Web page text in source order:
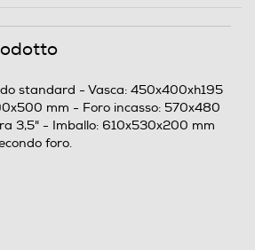
standard - Vasca: 450x400xh195
mm - Foro incasso: 570x480
3,5" - Imballo: 610x530x200 mm
foro.